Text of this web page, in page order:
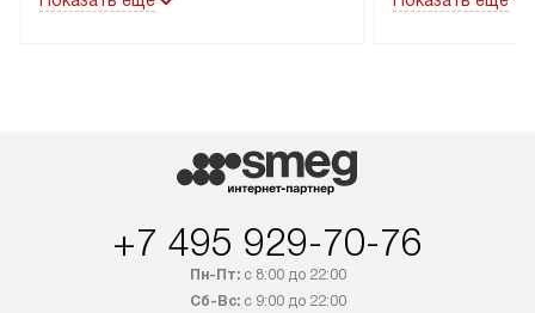
до подъезда. Доставка за пределы
в течение трех дней. Доставка
в Санкт-Петербург и другие
транспортные компании. После
100% предоплаты мы бесплатно
доставляем заказ до офиса
коммуникациям.
от типа
+7 495 929-70-76
Пн-Пт:с 8:00 до 22:00
Сб-Вс:с 9:00 до 22:00